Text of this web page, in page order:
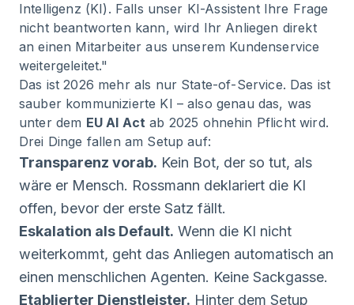
Intelligenz (KI). Falls unser KI-Assistent Ihre Frage
nicht beantworten kann, wird Ihr Anliegen direkt
an einen Mitarbeiter aus unserem Kundenservice
weitergeleitet."
Das ist 2026 mehr als nur State-of-Service. Das ist
sauber kommunizierte KI – also genau das, was
unter dem EU AI Act ab 2025 ohnehin Pflicht wird.
Drei Dinge fallen am Setup auf:
Transparenz vorab. Kein Bot, der so tut, als
wäre er Mensch. Rossmann deklariert die KI
offen, bevor der erste Satz fällt.
Eskalation als Default. Wenn die KI nicht
weiterkommt, geht das Anliegen automatisch an
einen menschlichen Agenten. Keine Sackgasse.
Etablierter Dienstleister. Hinter dem Setup